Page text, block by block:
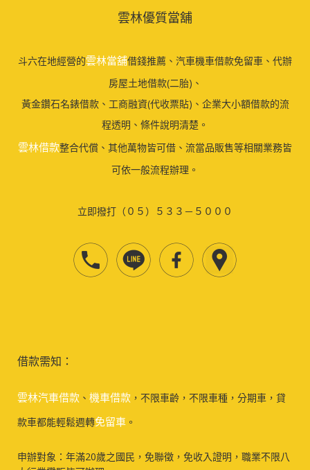
雲林優質當舖
斗六在地經營的雲林當舖借錢推薦、汽車機車借款免留車、代辦
房屋土地借款(二胎)、
黃金鑽石名錶借款、工商融資(代收票貼)、企業大小額借款的流
程透明、條件說明清楚。
雲林借款整合代償、其他萬物皆可借、流當品販售等相關業務皆
可依一般流程辦理。
立即撥打（０５）５３３－５０００
借款需知：
雲林汽車借款 、 機車借款 ，不限車齡，不限車種，分期車，貸
款車都能輕鬆週轉免留車 。
申辦對象：年滿20歲之國民，免聯徵，免收入證明，職業不限八